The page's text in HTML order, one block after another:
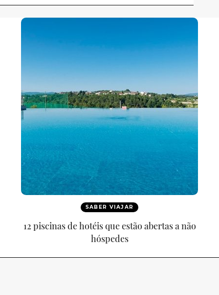
SABER VIAJAR
12 piscinas de hotéis que estão abertas a não
hóspedes